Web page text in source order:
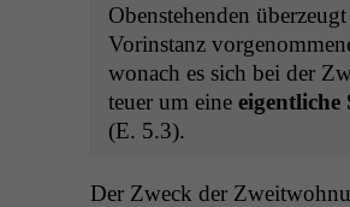
Oben­ste­hen­den
Vorin­stanz
wonach es sich bei der
teuer um eine eigentliche
(E. 5.3).
Der Zweck der